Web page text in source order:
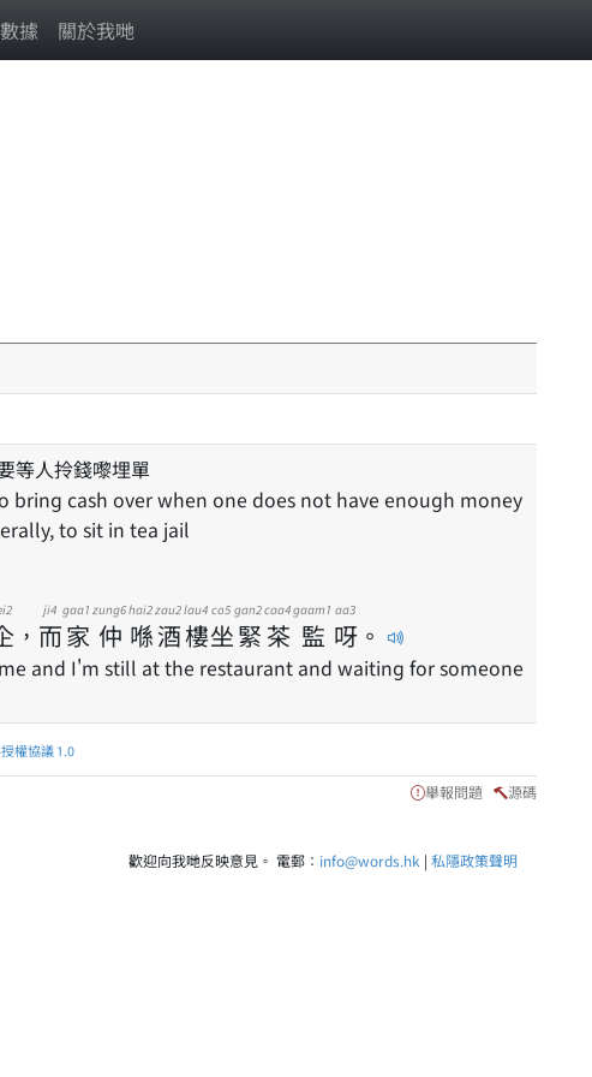
據 關於我哋
等人拎錢嚟埋單
to sit in tea jail
， 而
ji4
家
gaa1
仲
zung6
喺
hai2
酒
zau2
樓
lau4
坐
co5
緊
gan2
茶
caa4
監
gaam1
呀
aa3
。
and I'm still at the restaurant and waiting for someone
權協議 1.0
舉報問題 源碼
歡迎向我哋反映意見。 電郵： info@words.hk | 私隱政策聲明